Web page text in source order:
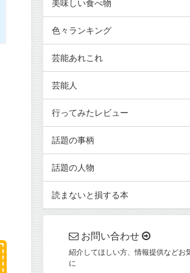
美味しい食べ物
色々ランキング
芸能あれこれ
芸能人
行ってみたレビュー
話題の事柄
話題の人物
読まないと損する本
お問い合わせ
紹介してほしい方、情報提供などお
に